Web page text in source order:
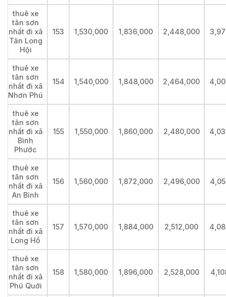
thuê xe
tân sơn
nhất đi xã
Tân Long
Hội
153 1,530,000 1,836,000 2,448,000
thuê xe
tân sơn
nhất đi xã
Nhơn Phú
154 1,540,000 1,848,000 2,464,000
thuê xe
tân sơn
nhất đi xã
Bình
Phước
155 1,550,000 1,860,000 2,480,000
thuê xe
tân sơn
nhất đi xã
An Bình
156 1,560,000 1,872,000 2,496,000
thuê xe
tân sơn
nhất đi xã
Long Hồ
157 1,570,000 1,884,000 2,512,000
thuê xe
tân sơn
nhất đi xã
Phú Quới
158 1,580,000 1,896,000 2,528,000